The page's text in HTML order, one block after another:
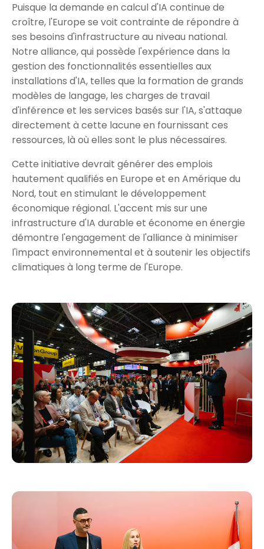
Puisque la demande en calcul d'IA continue de
croître, l'Europe se voit contrainte de répondre à
ses besoins d'infrastructure au niveau national.
Notre alliance, qui possède l'expérience dans la
gestion des fonctionnalités essentielles aux
installations d'IA, telles que la formation de grands
modèles de langage, les charges de travail
d'inférence et les services basés sur l'IA, s'attaque
directement à cette lacune en fournissant ces
ressources, là où elles sont le plus nécessaires.
Cette initiative devrait générer des emplois
hautement qualifiés en Europe et en Amérique du
Nord, tout en stimulant le développement
économique régional. L'accent mis sur une
infrastructure d'IA durable et économe en énergie
démontre l'engagement de l'alliance à minimiser
l'impact environnemental et à soutenir les objectifs
climatiques à long terme de l'Europe.